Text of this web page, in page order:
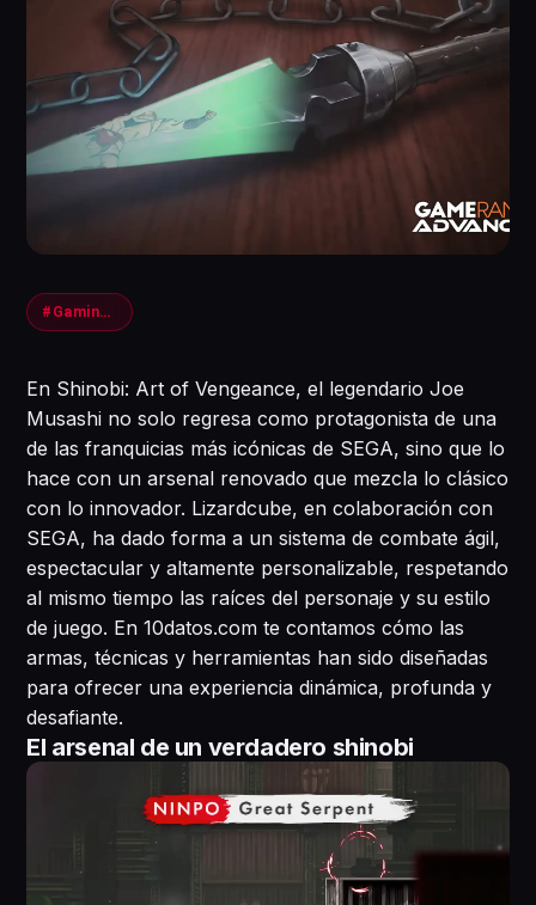
#Gaming #Shinobi #ArmasNinja
En Shinobi: Art of Vengeance, el legendario Joe
Musashi no solo regresa como protagonista de una
de las franquicias más icónicas de SEGA, sino que lo
hace con un arsenal renovado que mezcla lo clásico
con lo innovador. Lizardcube, en colaboración con
SEGA, ha dado forma a un sistema de combate ágil,
espectacular y altamente personalizable, respetando
al mismo tiempo las raíces del personaje y su estilo
de juego. En 10datos.com te contamos cómo las
armas, técnicas y herramientas han sido diseñadas
para ofrecer una experiencia dinámica, profunda y
desafiante.
El arsenal de un verdadero shinobi